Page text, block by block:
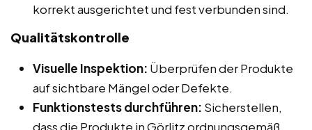
korrekt ausgerichtet und fest verbunden sind.
Qualitätskontrolle
Visuelle Inspektion: Überprüfen der Produkte
auf sichtbare Mängel oder Defekte.
Funktionstests durchführen: Sicherstellen,
dass die Produkte in Görlitz ordnungsgemäß